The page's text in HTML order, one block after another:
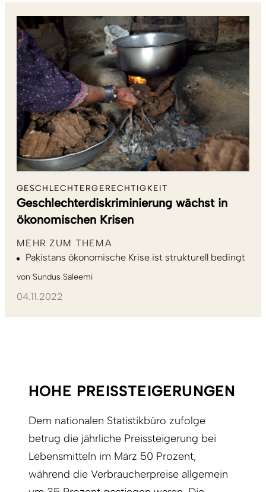
GESCHLECHTERGERECHTIGKEIT
Geschlechterdiskriminierung wächst in
ökonomischen Krisen
MEHR ZUM THEMA
Pakistans ökonomische Krise ist strukturell bedingt
von Sundus Saleemi
04.11.2022
HOHE PREISSTEIGERUNGEN
Dem nationalen Statistikbüro zufolge
betrug die jährliche Preissteigerung bei
Lebensmitteln im März 50 Prozent,
während die Verbraucherpreise allgemein